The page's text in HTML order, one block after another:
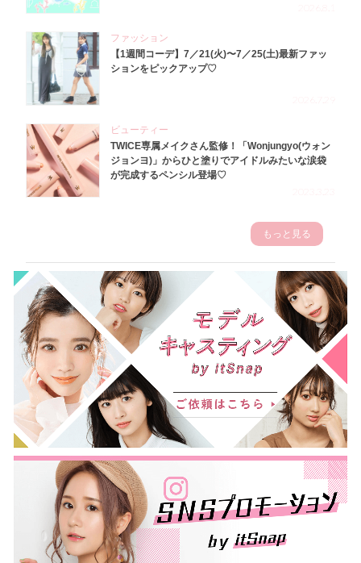
ファッション
【1週間コーデ】7／21(火)〜7／25(土)最新ファッ
ションをピックアップ♡
ビューティー
TWICE専属メイクさん監修！「Wonjungyo(ウォン
ジョンヨ)」からひと塗りでアイドルみたいな涙袋
が完成するペンシル登場♡
もっと見る